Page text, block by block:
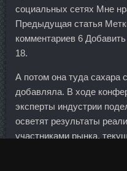
социальных сетях Мне
Предыдущая статья
комментариев 6
18.
А потом она туда сахара
добавляла. В ходе
эксперты индустрии
осветят результаты
участниками рынка,